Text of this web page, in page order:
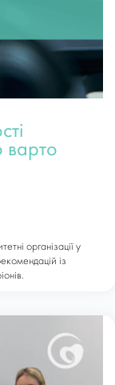
варто
організації у
із